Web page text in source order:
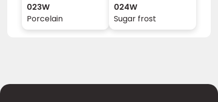
023W
Porcelain
024W
Sugar frost